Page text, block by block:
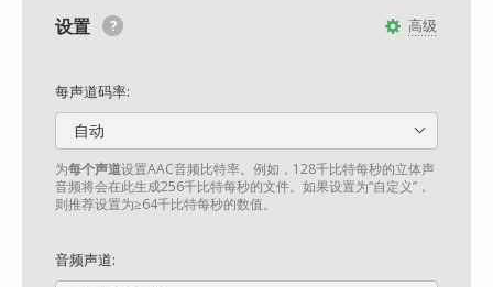
高级
设置
每声道码率:
自动
为每个声道设置AAC音频比特率。例如，128千比特每秒的立体声
音频将会在此生成256千比特每秒的文件。如果设置为“自定义”，
则推荐设置为≥64千比特每秒的数值。
音频声道: